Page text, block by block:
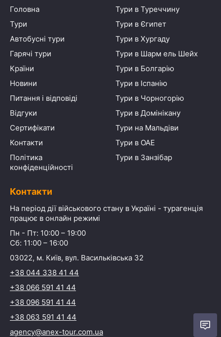
Головна
Тури
Автобусні тури
Гарячі тури
Країни
Новини
Питання і відповіді
Відгуки
Сертифікати
Контакти
Політика
конфіденційності
Тури в Туреччину
Тури в Єгипет
Тури в Хургаду
Тури в Шарм ель Шейх
Тури в Болгарію
Тури в Іспанію
Тури в Чорногорію
Тури в Домінікану
Тури на Мальдіви
Тури в ОАЕ
Тури в Занзібар
Контакти
На період дії військового стану в Україні - турагенція
працює в онлайн режимі
Пн - Пт: 10:00 – 19:00
Сб: 11:00 – 16:00
03022, м. Київ, вул. Васильківська 32
+38 044 338 41 44
+38 066 591 41 44
+38 096 591 41 44
+38 063 591 41 44
agency@anex-tour.com.ua